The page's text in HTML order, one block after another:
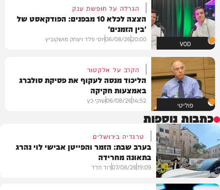
VOD
הגרלה על חופשת ענק
הצצה לכלא 10 מבפנים: הפודקאסט של
'בין הזמנים'
20:00
06/08/26יוסי פלד ויצחק מושקוביץ
פוליטי
הקרב על אלקטור
הליכוד מנסה לעקוף את פסיקת סולברג
באמצעות חקיקה
14:52
06/08/26שוקי כץ
כתבות נוספות
טרגדיה בירושלים
בערב שבת: הזמר והפייטן אבישי לוי נהרג
בתאונה מחרידה
19:09
07/08/26דוד חדד